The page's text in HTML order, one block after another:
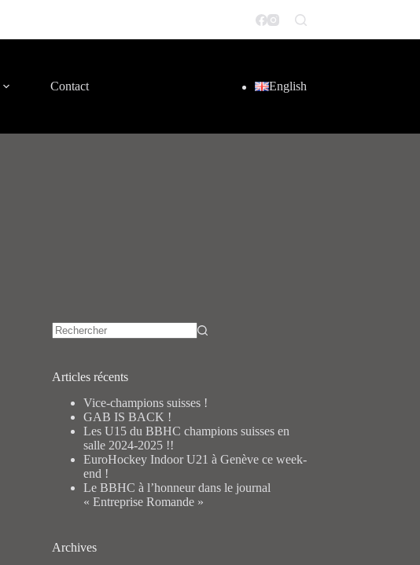
Contact English
Articles récents
Vice-champions suisses !
GAB IS BACK !
Les U15 du BBHC champions suisses en
salle 2024-2025 !!
EuroHockey Indoor U21 à Genève ce week-
end !
Le BBHC à l’honneur dans le journal
« Entreprise Romande »
Archives